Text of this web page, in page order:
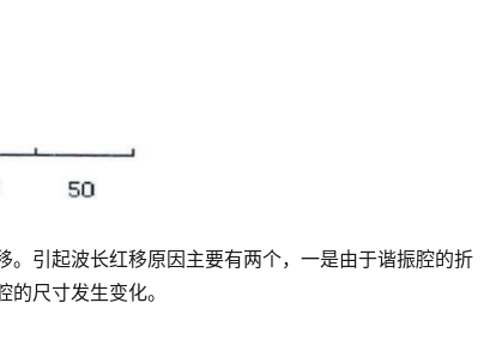
引起波长红移原因主要有两个，一是由于谐振腔的折
尺寸发生变化。